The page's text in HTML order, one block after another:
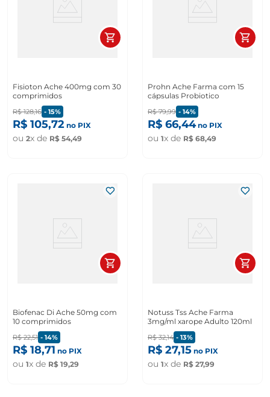
Fisioton Ache 400mg com 30
comprimidos
R$ 128,16 - 15%
R$ 105,72 no PIX
ou 2x de R$ 54,49
Prohn Ache Farma com 15
cápsulas Probiotico
R$ 79,99 - 14%
R$ 66,44no PIX
ou 1x de R$ 68,49
Biofenac Di Ache 50mg com
10 comprimidos
R$ 22,51 - 14%
R$ 18,71 no PIX
ou 1x de R$ 19,29
Notuss Tss Ache Farma
3mg/ml xarope Adulto 120ml
R$ 32,14 - 13%
R$ 27,15 no PIX
ou 1x de R$ 27,99